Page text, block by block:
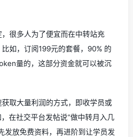
很多人为了便宜而在中转站充
如，订阅199元的套餐，90% 的
量的，这部分资金就可以被沉
取大量利润的方式，即收学员或
在社交平台发帖说“做中转月入几
发放免费资料，再进阶到让学员发